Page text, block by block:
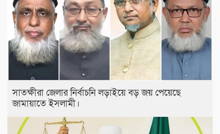
সাতক্ষীরা জেলার নির্বাচনি লড়াইয়ে বড় জয় পেয়েছে
জামায়াতে ইসলামী।